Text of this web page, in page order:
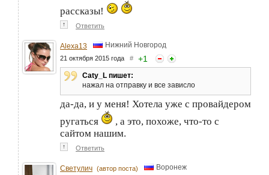
рассказы!
↑ Ответить
Alexa13 Нижний Новгород
21 октября 2015 года # +1
Caty_L пишет:
нажал на отправку и все зависло
да-да, и у меня! Хотела уже с провайдером
ругаться
, а это, похоже, что-то с
сайтом нашим.
↑ Ответить
Светулич (автор поста) Воронеж